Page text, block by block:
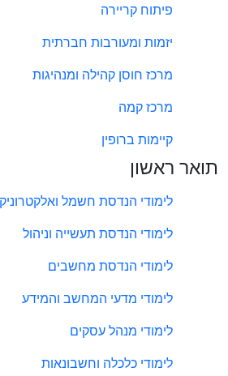
פיתוח קריירה
יזמות ומעורבות חברתית
מרכז חוסן קהילה ומנהיגות
מרכז קמה
קיימות ברופין
תואר ראשון
לימודי הנדסת חשמל ואלקטרוניקה
לימודי הנדסת תעשייה וניהול
לימודי הנדסת מחשבים
לימודי מדעי המחשב והמידע
לימודי מנהל עסקים
לימודי כלכלה וחשבונאות